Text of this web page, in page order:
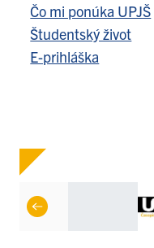
Čo mi ponúka UPJŠ
Študentský život
E-prihláška